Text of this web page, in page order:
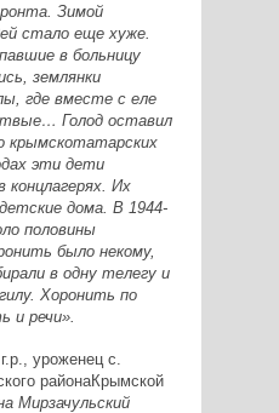
Зимой
стало еще хуже.
в больницу
землянки
где вместе с еле
Голод оставил
крымскотатарских
эти дети
концлагерях. Их
дома. В 1944-
половины
было некому,
в одну телегу и
Хоронить по
и речи».
уроженец с.
районаКрымской
Мирзачульский